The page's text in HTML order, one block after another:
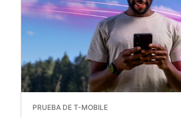
PRUEBA DE T-MOBILE